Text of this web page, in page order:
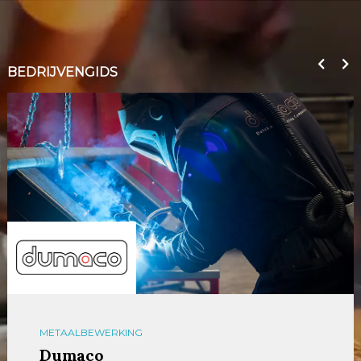
BEDRIJVENGIDS
METAALBEWERKING
Dumaco